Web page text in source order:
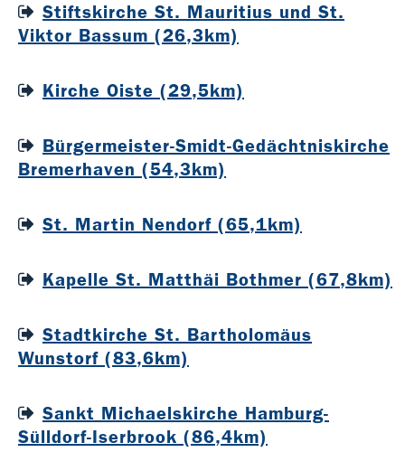
Stiftskirche St. Mauritius und St.
Viktor Bassum (26,3km)
Kirche Oiste (29,5km)
Bürgermeister-Smidt-Gedächtniskirche
Bremerhaven (54,3km)
St. Martin Nendorf (65,1km)
Kapelle St. Matthäi Bothmer (67,8km)
Stadtkirche St. Bartholomäus
Wunstorf (83,6km)
Sankt Michaelskirche Hamburg-
Sülldorf-Iserbrook (86,4km)